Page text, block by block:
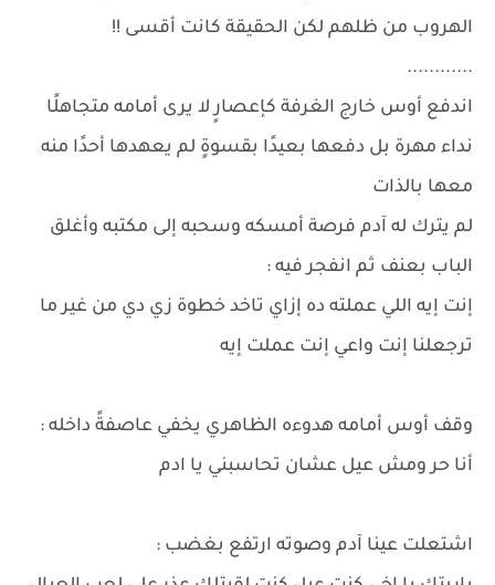
الهروب من ظلهم لكن الحقيقة كانت أقسى !!
............
اندفع أوس خارج الغرفة كإعصارٍ لا يرى أمامه متجاهلًا
نداء مهرة بل دفعها بعيدًا بقسوةٍ لم يعهدها أحدًا منه
معها بالذات
لم يترك له آدم فرصة أمسكه وسحبه إلى مكتبه وأغلق
الباب بعنف ثم انفجر فيه :
إنت إيه اللي عملته ده إزاي تاخد خطوة زي دي من غير ما
ترجعلنا إنت واعي إنت عملت إيه
وقف أوس أمامه هدوءه الظاهري يخفي عاصفةً داخله :
أنا حر ومش عيل عشان تحاسبني يا ادم
اشتعلت عينا آدم وصوته ارتفع بغضب :